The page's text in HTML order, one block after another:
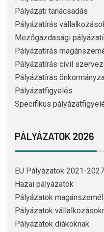
Pályázati tanácsadás
Pályázatírás
Mezőgazdasági
Pályázatírás
Pályázatírás civil
Pályázatírás
Pályázatfigyelés
Specifikus
PÁLYÁZATOK 2026
EU Pályázatok 2021-2027
Hazai pályázatok
Pályázatok
Pályázatok
Pályázatok diákoknak